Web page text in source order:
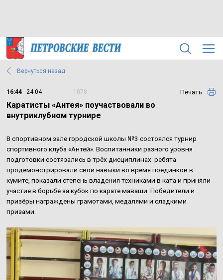
Вернуться назад
16:44 24.04 1078 Печать
Каратисты «Антея» поучаствовали во
внутриклубном турнире
В спортивном зале городской школы №3 состоялся турнир
спортивного клуба «Антей». Воспитанники разного уровня
подготовки состязались в трёх дисциплинах: ребята
продемонстрировали свои навыки во время поединков в
кумите, показали степень владения техниками в ката и приняли
участие в борьбе за кубок по карате маваши. Победители и
призёры награждены грамотами, медалями и сладкими
призами.